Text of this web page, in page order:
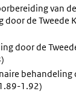
van de
de Tweede
door de
behandeling
1.92)